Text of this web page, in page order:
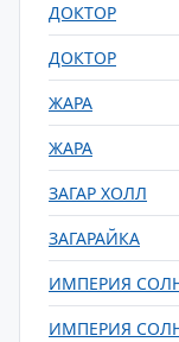
ДОКТОР
ДОКТОР
ЖАРА
ЖАРА
ЗАГАР ХОЛЛ
ЗАГАРАЙКА
ИМПЕРИЯ
ИМПЕРИЯ